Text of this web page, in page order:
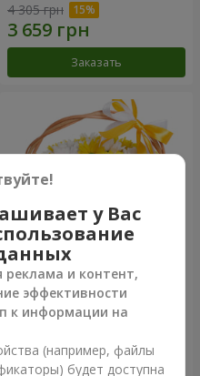
4 305 грн
Заказать
Корзина "Солнышко"
у Вас
реклама и контент,
эффективности
к информации на
(например, файлы
будет доступна